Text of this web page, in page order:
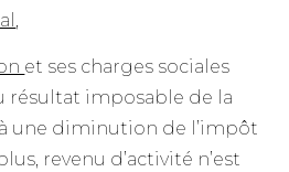
,
et ses charges sociales
résultat imposable de la
une diminution de l’impôt
revenu d’activité n’est